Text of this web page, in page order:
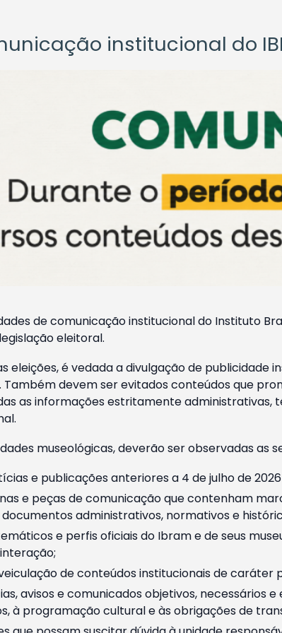
institucional do
de comunicação institucional do Instituto
eleitoral.
eleições, é vedada a divulgação de
devem ser evitados conteúdos que
as informações estritamente administrativas,
museológicas, deverão ser observadas as
e publicações anteriores a 4 de julho de
e peças de comunicação que contenham
administrativos, normativos e
e perfis oficiais do Ibram e de seus
de conteúdos institucionais de caráter
avisos e comunicados objetivos,
à programação cultural e às obrigações de